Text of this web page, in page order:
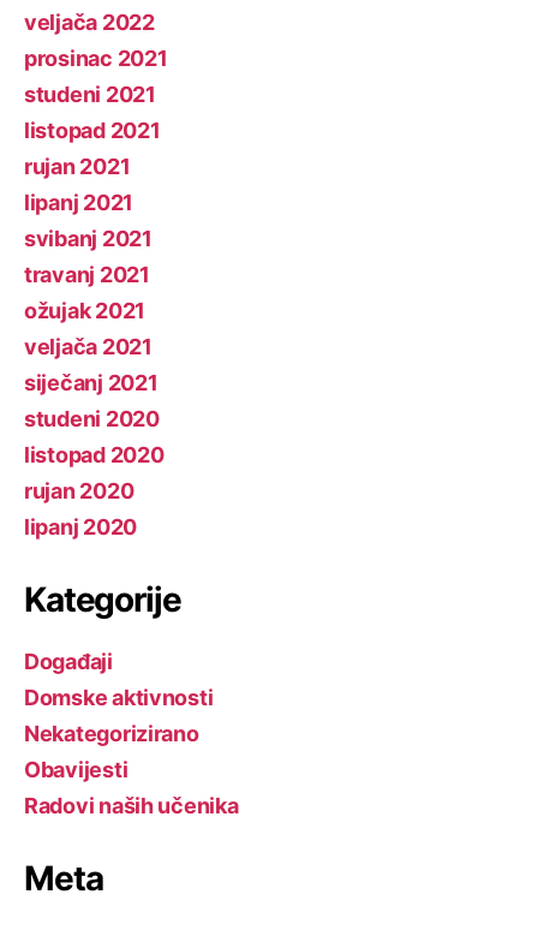
veljača 2022
prosinac 2021
studeni 2021
listopad 2021
rujan 2021
lipanj 2021
svibanj 2021
travanj 2021
ožujak 2021
veljača 2021
siječanj 2021
studeni 2020
listopad 2020
rujan 2020
lipanj 2020
Kategorije
Događaji
Domske aktivnosti
Nekategorizirano
Obavijesti
Radovi naših učenika
Meta